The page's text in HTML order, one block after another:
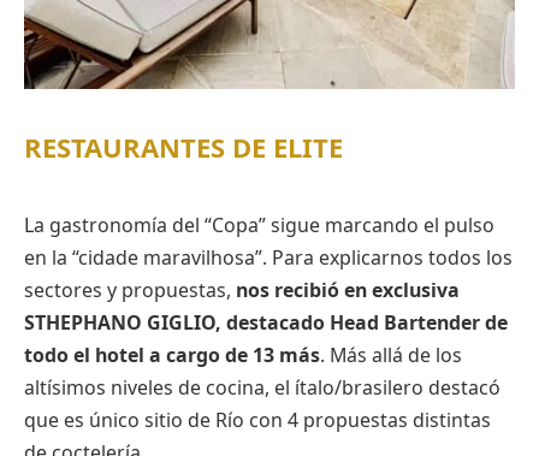
RESTAURANTES DE ELITE
La gastronomía del “Copa” sigue marcando el pulso
en la “cidade maravilhosa”. Para explicarnos todos los
sectores y propuestas, nos recibió en exclusiva
STHEPHANO GIGLIO, destacado Head Bartender de
todo el hotel a cargo de 13 más. Más allá de los
altísimos niveles de cocina, el ítalo/brasilero destacó
que es único sitio de Río con 4 propuestas distintas